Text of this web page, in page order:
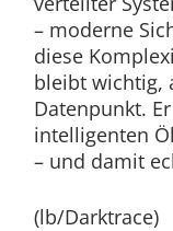
– moderne
diese
bleibt wichtig,
Datenpunkt.
intelligenten
– und damit
(lb/Darktrace)